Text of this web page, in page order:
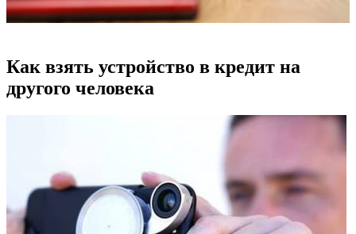
Как взять устройство в кредит на
другого человека